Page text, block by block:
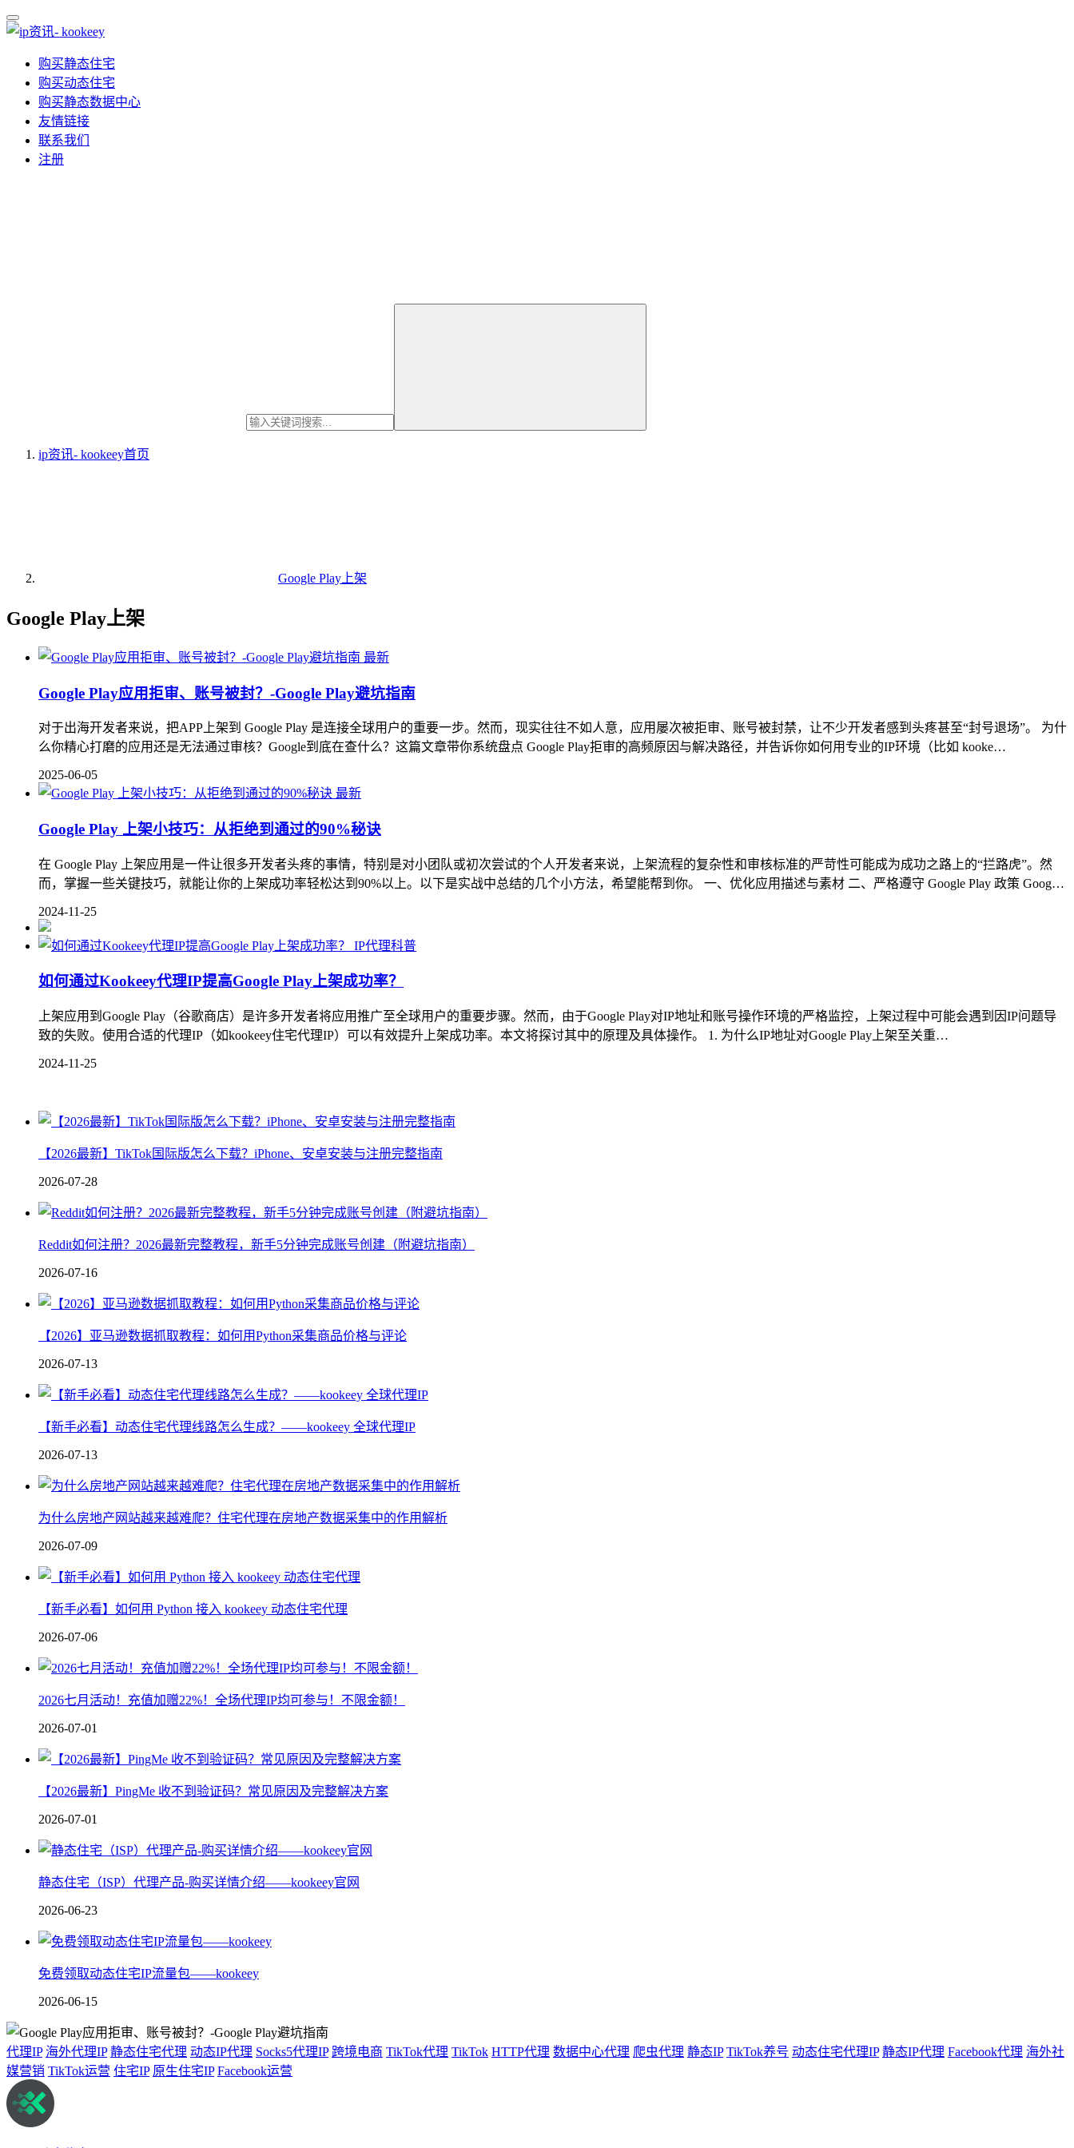
购买静态住宅
购买动态住宅
购买静态数据中心
友情链接
联系我们
注册
ip资讯- kookeey首页
Google Play上架
Google Play上架
最新
Google Play应用拒审、账号被封？-Google Play避坑指南
对于出海开发者来说，把APP上架到 Google Play 是连接全球用户的重要一步。然而，现实往往不如人意，应用屡次被拒审、账号被封禁，让不少开发者感到头疼甚至“封号退场”。 为什
么你精心打磨的应用还是无法通过审核？Google到底在查什么？这篇文章带你系统盘点 Google Play拒审的高频原因与解决路径，并告诉你如何用专业的IP环境（比如 kooke…
2025-06-05
最新
Google Play 上架小技巧：从拒绝到通过的90%秘诀
在 Google Play 上架应用是一件让很多开发者头疼的事情，特别是对小团队或初次尝试的个人开发者来说，上架流程的复杂性和审核标准的严苛性可能成为成功之路上的“拦路虎”。然
而，掌握一些关键技巧，就能让你的上架成功率轻松达到90%以上。以下是实战中总结的几个小方法，希望能帮到你。 一、优化应用描述与素材 二、严格遵守 Google Play 政策 Goog…
2024-11-25
IP代理科普
如何通过Kookeey代理IP提高Google Play上架成功率？
上架应用到Google Play（谷歌商店）是许多开发者将应用推广至全球用户的重要步骤。然而，由于Google Play对IP地址和账号操作环境的严格监控，上架过程中可能会遇到因IP问题导
致的失败。使用合适的代理IP（如kookeey住宅代理IP）可以有效提升上架成功率。本文将探讨其中的原理及具体操作。 1. 为什么IP地址对Google Play上架至关重…
2024-11-25
【2026最新】TikTok国际版怎么下载？iPhone、安卓安装与注册完整指南
2026-07-28
Reddit如何注册？2026最新完整教程，新手5分钟完成账号创建（附避坑指南）
2026-07-16
【2026】亚马逊数据抓取教程：如何用Python采集商品价格与评论
2026-07-13
【新手必看】动态住宅代理线路怎么生成？——kookeey 全球代理IP
2026-07-13
为什么房地产网站越来越难爬？住宅代理在房地产数据采集中的作用解析
2026-07-09
【新手必看】如何用 Python 接入 kookeey 动态住宅代理
2026-07-06
2026七月活动！充值加赠22%！全场代理IP均可参与！不限金额！
2026-07-01
【2026最新】PingMe 收不到验证码？常见原因及完整解决方案
2026-07-01
静态住宅（ISP）代理产品-购买详情介绍——kookeey官网
2026-06-23
免费领取动态住宅IP流量包——kookeey
2026-06-15
代理IP 海外代理IP 静态住宅代理 动态IP代理 Socks5代理IP 跨境电商 TikTok代理 TikTok HTTP代理 数据中心代理 爬虫代理 静态IP TikTok养号 动态住宅代理IP 静态IP代理 Facebook代理 海外社
媒营销 TikTok运营 住宅IP 原生住宅IP Facebook运营